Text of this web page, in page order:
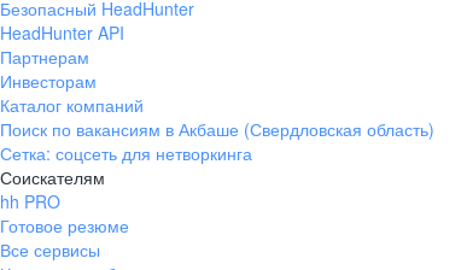
Безопасный HeadHunter
HeadHunter API
Партнерам
Инвесторам
Каталог компаний
Поиск по вакансиям в Акбаше (Свердловская область)
Сетка: соцсеть для нетворкинга
Соискателям
hh PRO
Готовое резюме
Все сервисы